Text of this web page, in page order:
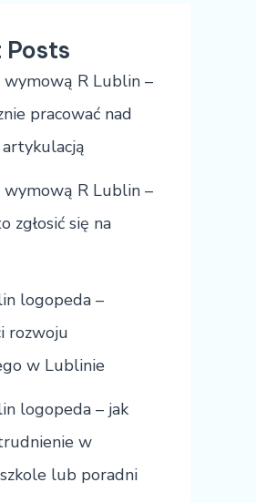
Posts
R Lublin –
pracować nad
R Lublin –
zgłosić się na
logopeda –
rozwoju
w Lublinie
logopeda – jak
w
lub poradni